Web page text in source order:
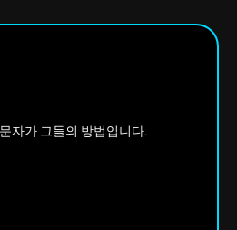
자가 그들의 방법입니다.